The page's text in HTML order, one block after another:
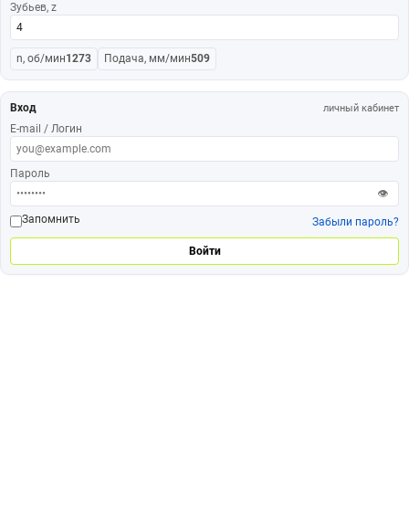
Зубьев, z
n, об/мин1273 Подача, мм/мин509
Вход личный кабинет
E-mail / Логин
Пароль
👁
Запомнить
Забыли пароль?
Войти